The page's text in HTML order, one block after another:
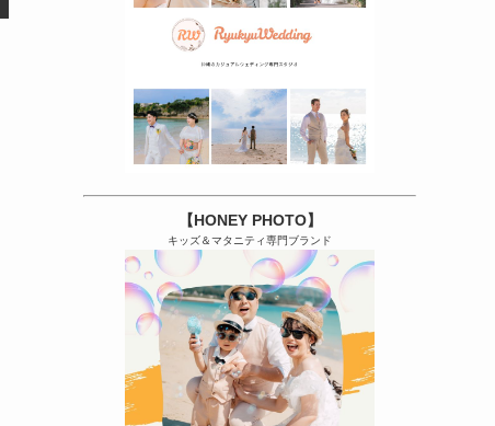
【HONEY PHOTO】
キッズ＆マタニティ専門ブランド